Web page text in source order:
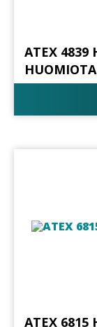
ATEX 4839
ATEX 6815